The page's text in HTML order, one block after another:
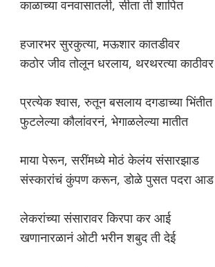
काळाच्या वनवासातली, सीता ती शापित
हजारभर सुरकुत्या, मऊशार कातडीवर
कठोर जीव तोलून धरलाय, थरथरत्या काठीवर
प्रत्येक श्वास, रुतून बसलाय दगडाच्या भिंतीत
फुटलेल्या कौलांवरनं, भेगाळलेल्या मातीत
माया पेरून, सरींमध्ये मोठं केलंय संसारझाड
संस्कारांचं कुंपण करून, डोळे पुसत पदरा आड
लेकरांच्या संसारावर किरपा कर आई
खणानारळानं ओटी भरीन शबुद ती देई